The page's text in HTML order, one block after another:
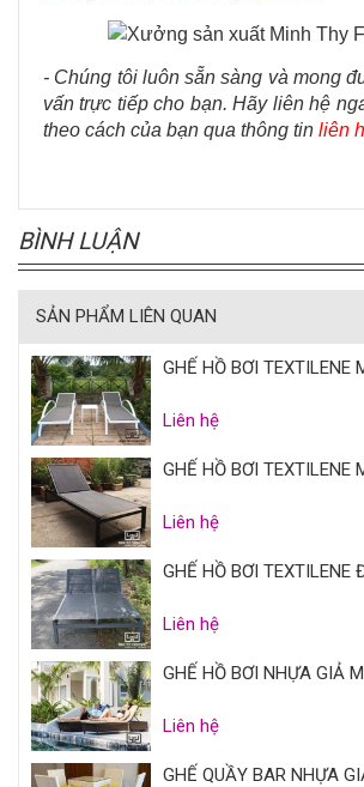
- Chúng tôi luôn sẵn sàng và mong
vấn trực tiếp cho bạn. Hãy liên hệ
theo cách của bạn qua thông tin liên
BÌNH LUẬN
SẢN PHẨM LIÊN QUAN
GHẾ HỒ BƠI TEXTILENE
Liên hệ
GHẾ HỒ BƠI TEXTILENE
Liên hệ
GHẾ HỒ BƠI TEXTILENE
Liên hệ
GHẾ HỒ BƠI NHỰA GIẢ
Liên hệ
GHẾ QUẦY BAR NHỰA